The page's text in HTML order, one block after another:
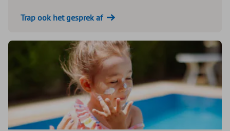
Trap ook het gesprek af